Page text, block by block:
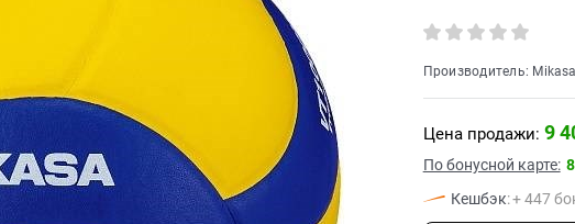
Производитель: Mikasa
Цена продажи: 9
По бонусной карте:
Кешбэк:+ 447